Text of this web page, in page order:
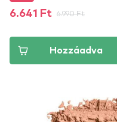
6.641 Ft 6.990 Ft
Hozzáadva